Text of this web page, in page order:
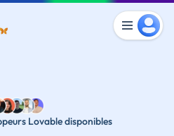
Lovable disponibles